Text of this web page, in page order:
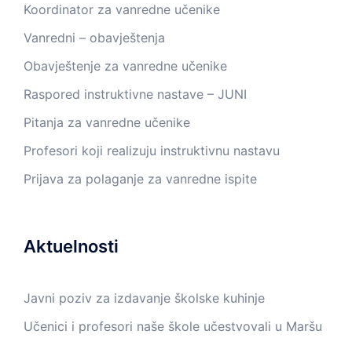
Koordinator za vanredne učenike
Vanredni – obavještenja
Obavještenje za vanredne učenike
Raspored instruktivne nastave – JUNI
Pitanja za vanredne učenike
Profesori koji realizuju instruktivnu nastavu
Prijava za polaganje za vanredne ispite
Aktuelnosti
Javni poziv za izdavanje školske kuhinje
Učenici i profesori naše škole učestvovali u Maršu